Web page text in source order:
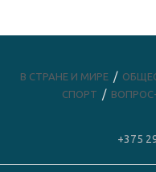
В СТРАНЕ И МИРЕ
СПОРТ
+375